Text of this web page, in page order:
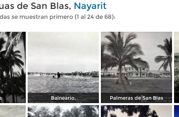
de San Blas, Nayarit
se muestran primero (1 al 24 de 68):
Balneario. Palmeras de San Blas